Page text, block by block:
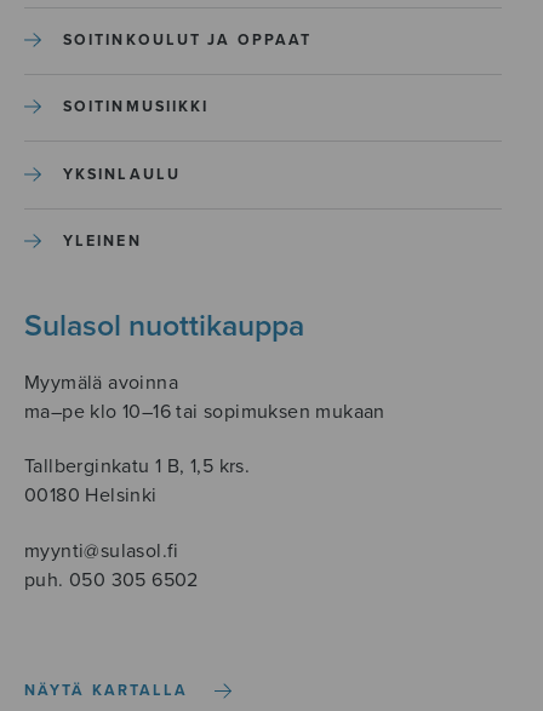
SOITINKOULUT JA OPPAAT
SOITINMUSIIKKI
YKSINLAULU
YLEINEN
Sulasol nuottikauppa
Myymälä avoinna
ma–pe klo 10–16 tai sopimuksen mukaan
Tallberginkatu 1 B, 1,5 krs.
00180 Helsinki
myynti@sulasol.fi
puh. 050 305 6502
NÄYTÄ KARTALLA